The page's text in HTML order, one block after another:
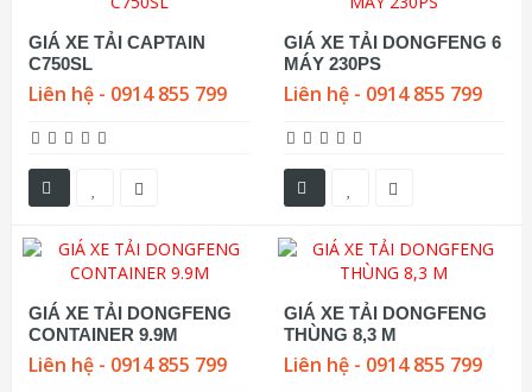
GIÁ XE TẢI CAPTAIN
C750SL
Liên hệ - 0914 855 799
GIÁ XE TẢI DONGFENG 6
MÁY 230PS
Liên hệ - 0914 855 799
GIÁ XE TẢI DONGFENG
CONTAINER 9.9M
Liên hệ - 0914 855 799
GIÁ XE TẢI DONGFENG
THÙNG 8,3 M
Liên hệ - 0914 855 799